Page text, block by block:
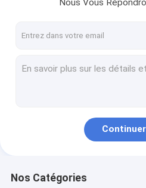
Nous Vous
Continuer
Nos Catégories